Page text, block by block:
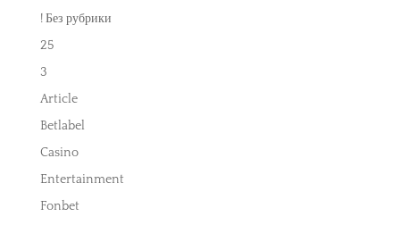
! Без рубрики
25
3
Article
Betlabel
Casino
Entertainment
Fonbet